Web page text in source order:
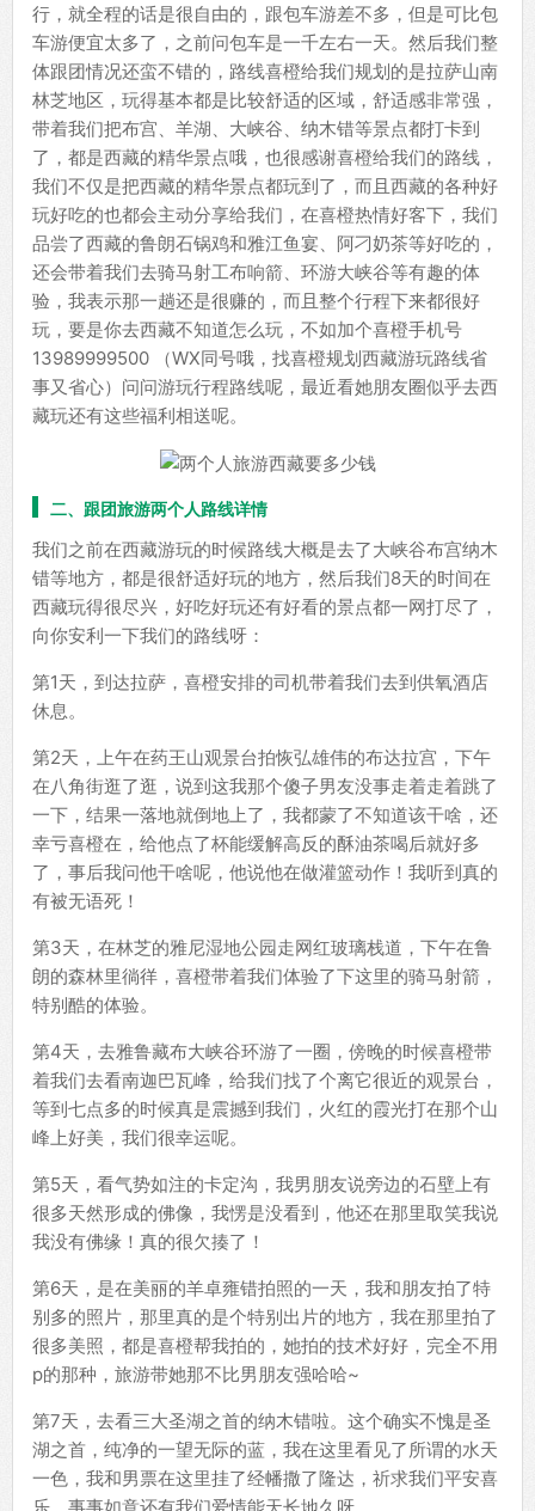
行，就全程的话是很自由的，跟包车游差不多，但是可比包
车游便宜太多了，之前问包车是一千左右一天。然后我们整
体跟团情况还蛮不错的，路线喜橙给我们规划的是拉萨山南
林芝地区，玩得基本都是比较舒适的区域，舒适感非常强，
带着我们把布宫、羊湖、大峡谷、纳木错等景点都打卡到
了，都是西藏的精华景点哦，也很感谢喜橙给我们的路线，
我们不仅是把西藏的精华景点都玩到了，而且西藏的各种好
玩好吃的也都会主动分享给我们，在喜橙热情好客下，我们
品尝了西藏的鲁朗石锅鸡和雅江鱼宴、阿刁奶茶等好吃的，
还会带着我们去骑马射工布响箭、环游大峡谷等有趣的体
验，我表示那一趟还是很赚的，而且整个行程下来都很好
玩，要是你去西藏不知道怎么玩，不如加个喜橙手机号
13989999500 （WX同号哦，找喜橙规划西藏游玩路线省
事又省心）问问游玩行程路线呢，最近看她朋友圈似乎去西
藏玩还有这些福利相送呢。
二、跟团旅游两个人路线详情
我们之前在西藏游玩的时候路线大概是去了大峡谷布宫纳木
错等地方，都是很舒适好玩的地方，然后我们8天的时间在
西藏玩得很尽兴，好吃好玩还有好看的景点都一网打尽了，
向你安利一下我们的路线呀：
第1天，到达拉萨，喜橙安排的司机带着我们去到供氧酒店
休息。
第2天，上午在药王山观景台拍恢弘雄伟的布达拉宫，下午
在八角街逛了逛，说到这我那个傻子男友没事走着走着跳了
一下，结果一落地就倒地上了，我都蒙了不知道该干啥，还
幸亏喜橙在，给他点了杯能缓解高反的酥油茶喝后就好多
了，事后我问他干啥呢，他说他在做灌篮动作！我听到真的
有被无语死！
第3天，在林芝的雅尼湿地公园走网红玻璃栈道，下午在鲁
朗的森林里徜徉，喜橙带着我们体验了下这里的骑马射箭，
特别酷的体验。
第4天，去雅鲁藏布大峡谷环游了一圈，傍晚的时候喜橙带
着我们去看南迦巴瓦峰，给我们找了个离它很近的观景台，
等到七点多的时候真是震撼到我们，火红的霞光打在那个山
峰上好美，我们很幸运呢。
第5天，看气势如注的卡定沟，我男朋友说旁边的石壁上有
很多天然形成的佛像，我愣是没看到，他还在那里取笑我说
我没有佛缘！真的很欠揍了！
第6天，是在美丽的羊卓雍错拍照的一天，我和朋友拍了特
别多的照片，那里真的是个特别出片的地方，我在那里拍了
很多美照，都是喜橙帮我拍的，她拍的技术好好，完全不用
p的那种，旅游带她那不比男朋友强哈哈~
第7天，去看三大圣湖之首的纳木错啦。这个确实不愧是圣
湖之首，纯净的一望无际的蓝，我在这里看见了所谓的水天
一色，我和男票在这里挂了经幡撒了隆达，祈求我们平安喜